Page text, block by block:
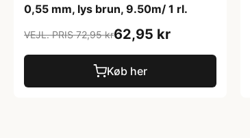
0,55 mm, lys brun, 9.50m/ 1 rl.
VEJL. PRIS 72,95 kr62,95 kr
Køb her